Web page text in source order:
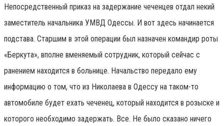
Непосредственный приказ на задержание чеченцев отдал некий
заместитель начальника УМВД Одессы. И вот здесь начинается
подстава. Старшим в этой операции был назначен командир роты
«Беркута», вполне вменяемый сотрудник, который сейчас с
ранением находится в больнице. Начальство передало ему
информацию о том, что из Николаева в Одессу на таком-то
автомобиле будет ехать чеченец, который находится в розыске и
которого необходимо задержать. Все. Не было сказано ничего